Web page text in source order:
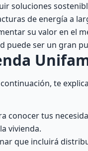
soluciones
de energía a
su valor en el
puede ser un gran
te
conocer tus
vivienda.
que incluirá